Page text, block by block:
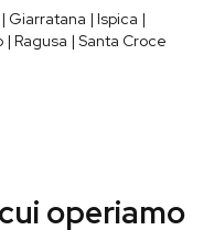
Giarratana | Ispica |
Ragusa | Santa Croce
operiamo